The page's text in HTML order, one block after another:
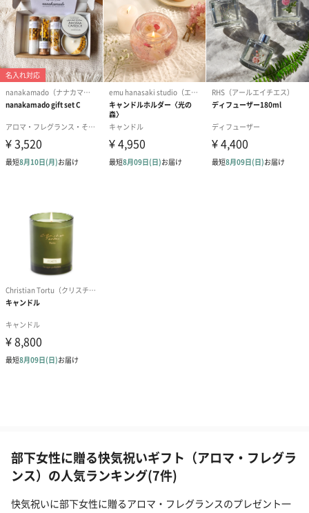
部下女性に贈る快気祝いギフト（アロマ・フレグラ
ンス）の人気ランキング(7件)
快気祝いに部下女性に贈るアロマ・フレグランスのプレゼント一